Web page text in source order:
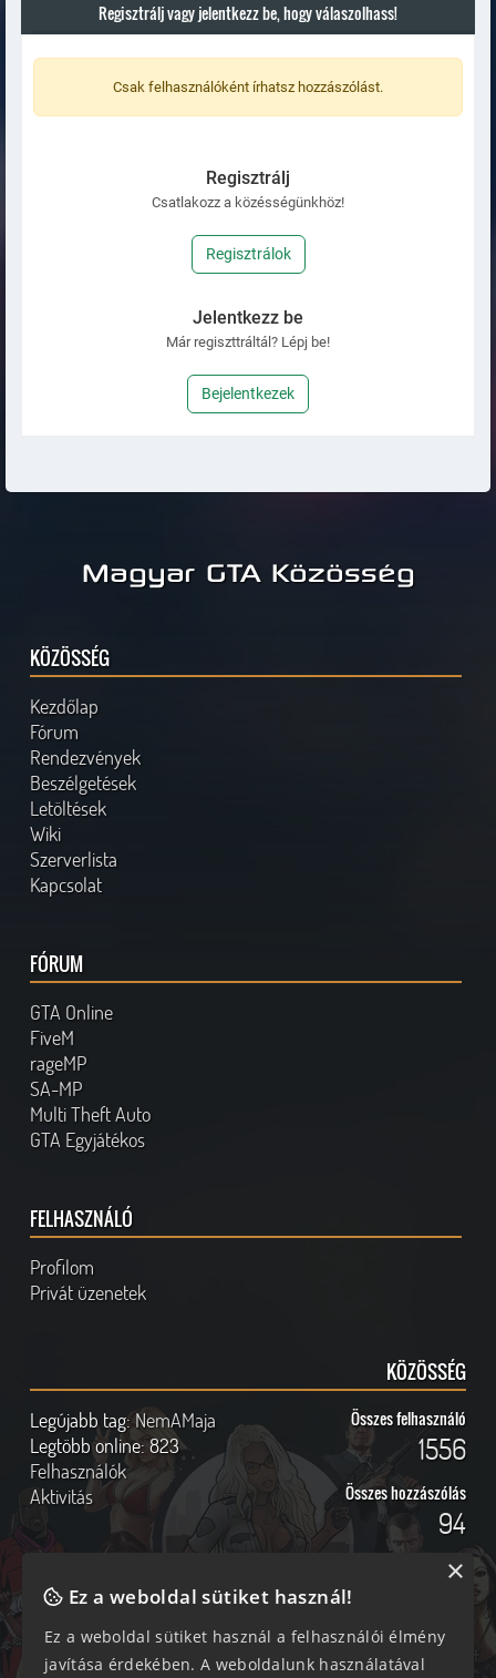
Regisztrálj vagy jelentkezz be, hogy válaszolhass!
Csak felhasználóként írhatsz hozzászólást.
Regisztrálj
Csatlakozz a közésségünkhöz!
Regisztrálok
Jelentkezz be
Már regiszttráltál? Lépj be!
Bejelentkezek
Magyar GTA Közösség
KÖZÖSSÉG
Kezdőlap
Fórum
Rendezvények
Beszélgetések
Letöltések
Wiki
Szerverlista
Kapcsolat
FÓRUM
GTA Online
FiveM
rageMP
SA-MP
Multi Theft Auto
GTA Egyjátékos
FELHASZNÁLÓ
Profilom
Privát üzenetek
KÖZÖSSÉG
Legújabb tag:NemAMaja
Legtöbb online:823
Felhasználók
Aktivitás
Összes felhasználó
1556
Összes hozzászólás
94
Online felhasználók Kövess Minket!
Ez a weboldal sütiket használ!
Ez a weboldal sütiket használ a felhasználói élmény
javítása érdekében. A weboldalunk használatával
×